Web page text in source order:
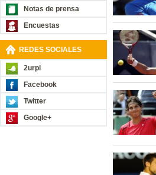
Notas de prensa
Encuestas
REDES SOCIALES
2urpi
Facebook
Twitter
Google+